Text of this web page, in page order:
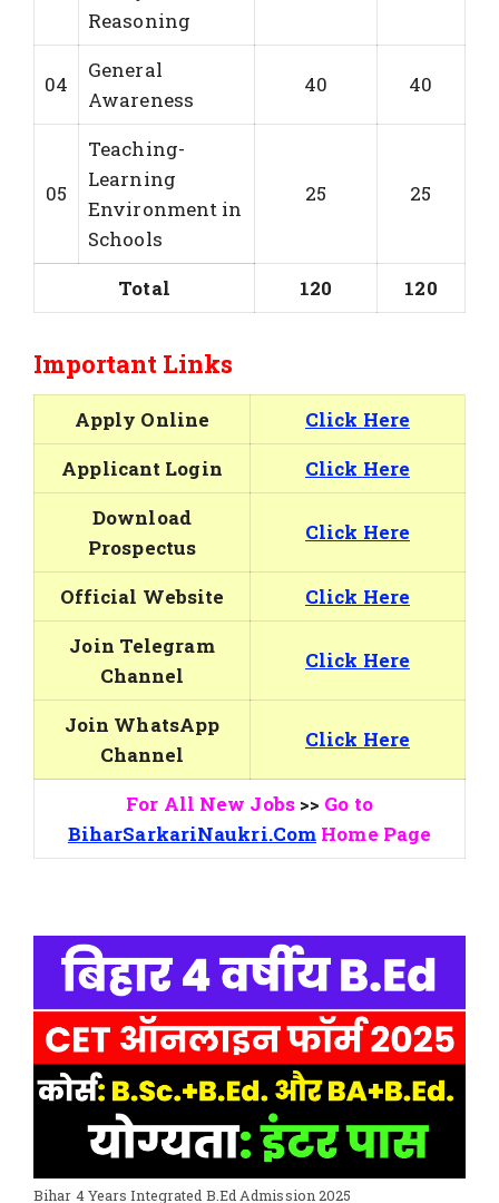
Reasoning
04
General
Awareness
40 40
05
Teaching-
Learning
Environment in
Schools
25 25
Total 120 120
Important Links
Apply Online
Click Here
Applicant Login
Click Here
Download
Prospectus
Click Here
Official Website
Click Here
Join Telegram
Channel
Click Here
Join WhatsApp
Channel
Click Here
For All New Jobs>> Go to
BiharSarkariNaukri.Com Home Page
Bihar 4 Years Integrated B.Ed Admission 2025